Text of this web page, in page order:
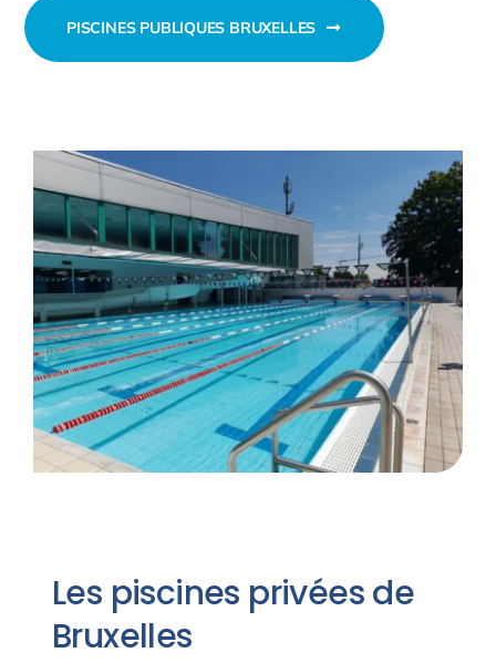
PISCINES PUBLIQUES BRUXELLES
Les piscines privées de
Bruxelles